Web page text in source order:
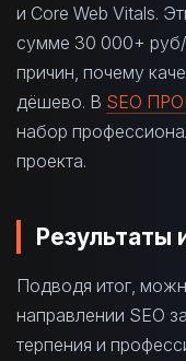
и Core Web Vitals.
сумме 30 000+ руб/
причин, почему
дёшево. В SEO
набор
проекта.
Результаты
Подводя итог,
направлении SEO
терпения и